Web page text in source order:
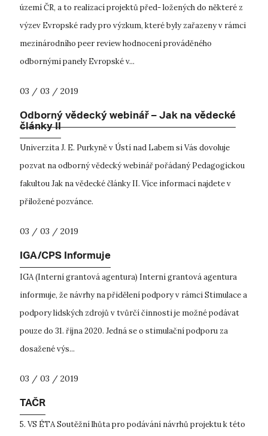
území ČR, a to realizací projektů před- ložených do některé z
výzev Evropské rady pro výzkum, které byly zařazeny v rámci
mezinárodního peer review hodnocení prováděného
odbornými panely Evropské v...
03 / 03 / 2019
Odborný vědecký webinář – Jak na vědecké
články II
Univerzita J. E. Purkyně v Ústí nad Labem si Vás dovoluje
pozvat na odborný vědecký webinář pořádaný Pedagogickou
fakultou Jak na vědecké články II. Více informací najdete v
přiložené pozvánce.
03 / 03 / 2019
IGA/CPS Informuje
IGA (Interní grantová agentura) Interní grantová agentura
informuje, že návrhy na přidělení podpory v rámci Stimulace a
podpory lidských zdrojů v tvůrčí činnosti je možné podávat
pouze do 31. října 2020. Jedná se o stimulační podporu za
dosažené výs...
03 / 03 / 2019
TAČR
5. VS ÉTA Soutěžní lhůta pro podávání návrhů projektu k této